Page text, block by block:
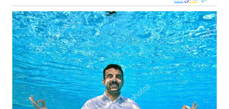
WN
GORONTALO
WN
SULUT
WN
MALUKU